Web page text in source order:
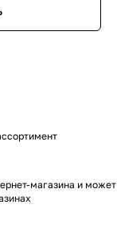
магазина и может